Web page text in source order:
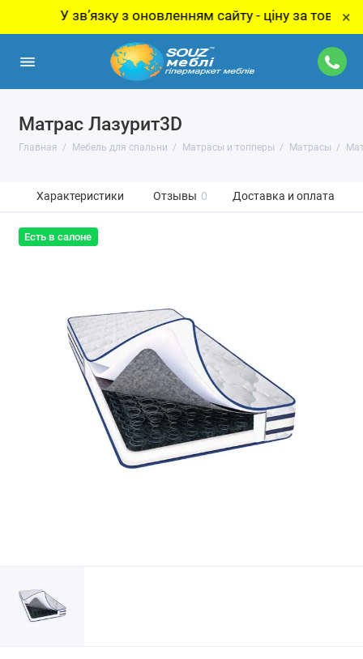
У звʼязку з оновленням сайту - ціну за товар ×
Матрас Лазурит3D
Главная Мебель для спальни Матрасы и топперы Матрасы
Характеристики Отзывы 0 Доставка и оплата
Есть в салоне